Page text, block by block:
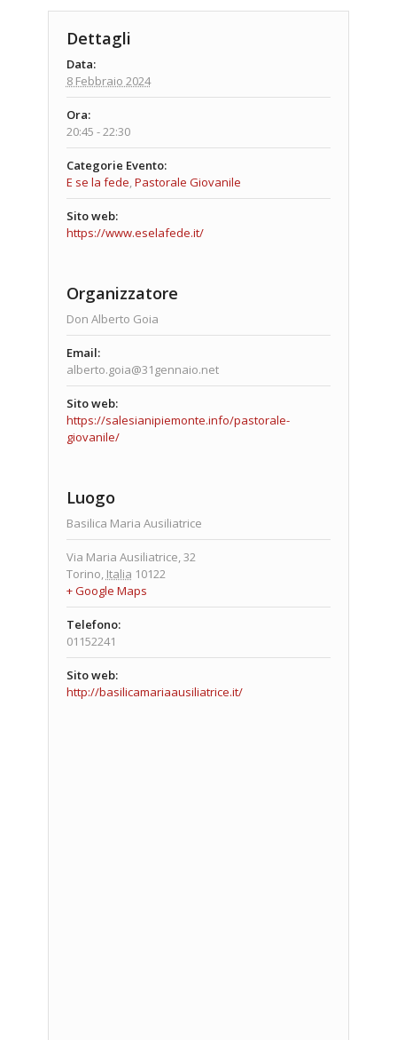
Dettagli
Data:
8 Febbraio 2024
Ora:
20:45 - 22:30
Categorie Evento:
E se la fede,Pastorale Giovanile
Sito web:
https://www.eselafede.it/
Organizzatore
Don Alberto Goia
Email:
alberto.goia@31gennaio.net
Sito web:
https://salesianipiemonte.info/pastorale-
giovanile/
Luogo
Basilica Maria Ausiliatrice
Via Maria Ausiliatrice, 32
Torino, Italia 10122
+ Google Maps
Telefono:
01152241
Sito web:
http://basilicamariaausiliatrice.it/